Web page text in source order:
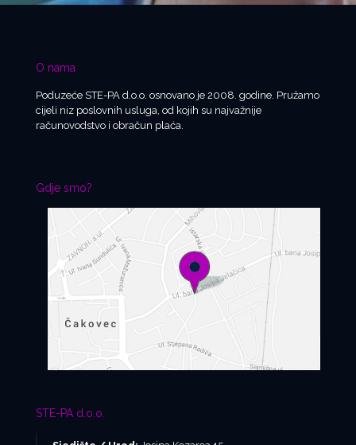
O nama
Poduzeće STE-PA d.o.o. osnovano je 2008. godine. Pružamo
cijeli niz poslovnih usluga, od kojih su najvažnije
računovodstvo i obračun plaća.
Gdje smo?
STE-PA d.o.o.